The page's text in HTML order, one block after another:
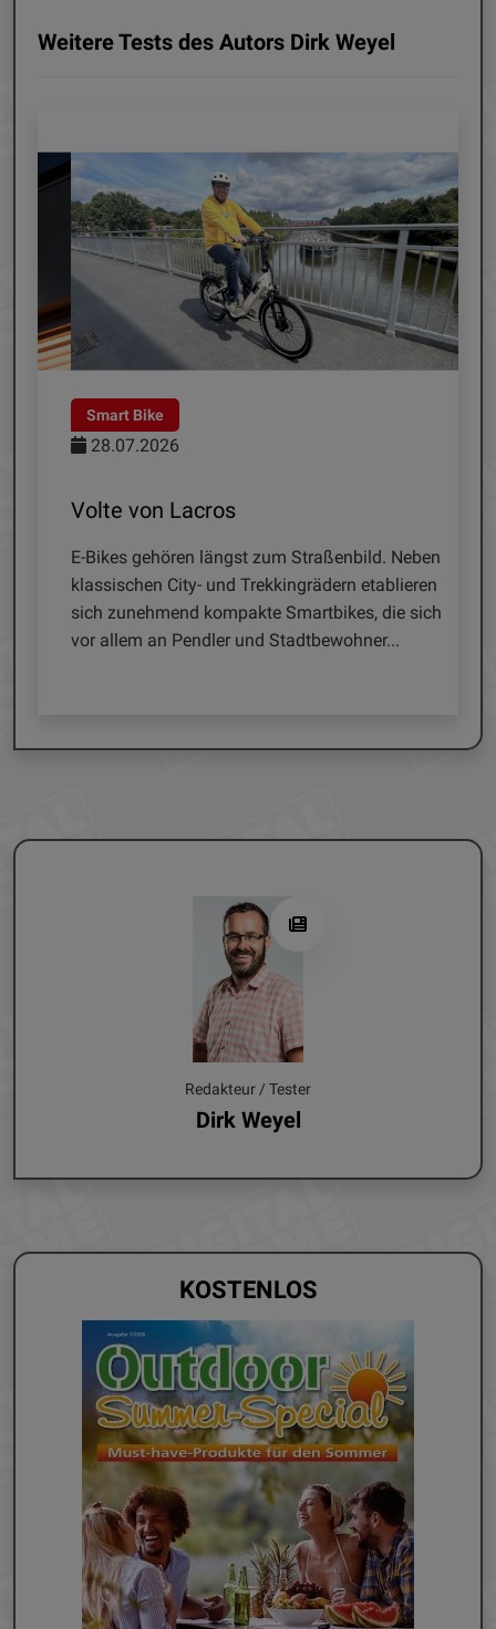
Weitere Tests des Autors Dirk Weyel
Smart Bike
28.07.2026
Volte von Lacros
E-Bikes gehören längst zum Straßenbild. Neben
klassischen City- und Trekkingrädern etablieren
sich zunehmend kompakte Smartbikes, die sich
vor allem an Pendler und Stadtbewohner...
Redakteur / Tester
Dirk Weyel
KOSTENLOS